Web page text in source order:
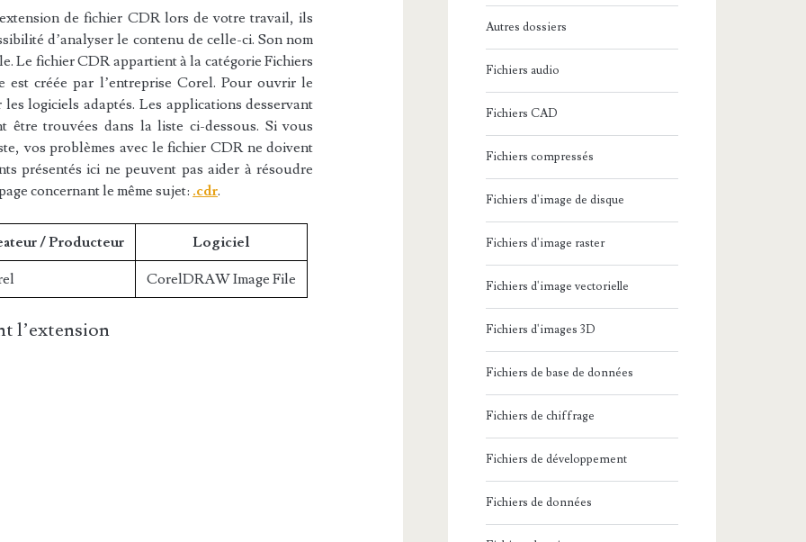
de fichier CDR lors de votre travail, ils
d’analyser le contenu de celle-ci. Son nom
Le fichier CDR appartient à la catégorie Fichiers
est créée par l’entreprise Corel. Pour ouvrir le
logiciels adaptés. Les applications desservant
être trouvées dans la liste ci-dessous. Si vous
vos problèmes avec le fichier CDR ne doivent
présentés ici ne peuvent pas aider à résoudre
concernant le même sujet: .cdr.
/ Producteur Logiciel
CorelDRAW Image File
l’extension
Autres dossiers
Fichiers audio
Fichiers CAD
Fichiers compressés
Fichiers d'image de disque
Fichiers d'image raster
Fichiers d'image vectorielle
Fichiers d'images 3D
Fichiers de base de données
Fichiers de chiffrage
Fichiers de développement
Fichiers de données